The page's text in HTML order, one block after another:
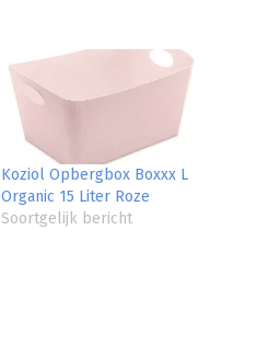
Koziol Opbergbox Boxxx L
Organic 15 Liter Roze
Soortgelijk bericht